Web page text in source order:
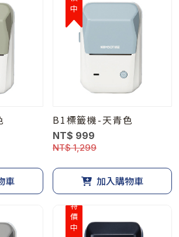
車
B1標籤機-天青色
NT$ 999
NT$ 1,299
加入購物車
特價中